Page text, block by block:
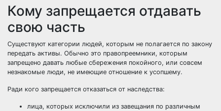
Кому запрещается отдавать
свою часть
Существуют категории людей, которым не полагается по закону
передать активы. Обычно это правопреемники, которым
запрещено давать любые сбережения покойного, или совсем
незнакомые люди, не имеющие отношение к усопшему.
Ради кого запрещается отказаться от наследства:
лица, которых исключили из завещания по различным